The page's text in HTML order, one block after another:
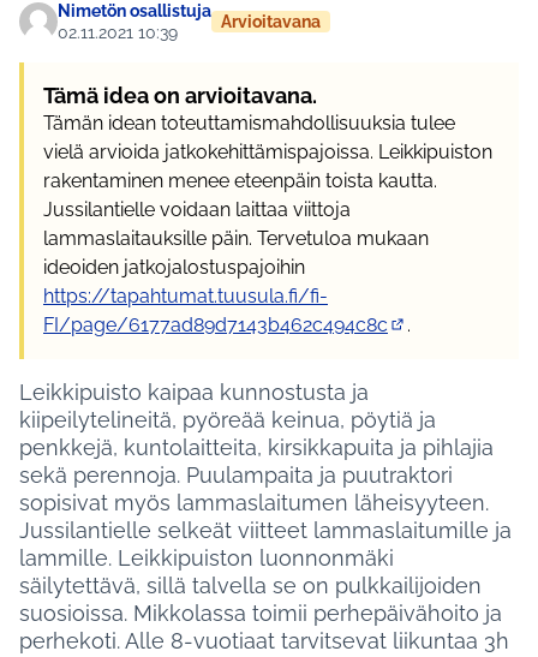
Nimetön osallistuja
02.11.2021 10:39
Arvioitavana
Tämä idea on arvioitavana.
Tämän idean toteuttamismahdollisuuksia tulee
vielä arvioida jatkokehittämispajoissa. Leikkipuiston
rakentaminen menee eteenpäin toista kautta.
Jussilantielle voidaan laittaa viittoja
lammaslaitauksille päin. Tervetuloa mukaan
ideoiden jatkojalostuspajoihin
https://tapahtumat.tuusula.fi/fi-
FI/page/6177ad89d7143b462c494c8c
.
Leikkipuisto kaipaa kunnostusta ja
kiipeilytelineitä, pyöreää keinua, pöytiä ja
penkkejä, kuntolaitteita, kirsikkapuita ja pihlajia
sekä perennoja. Puulampaita ja puutraktori
sopisivat myös lammaslaitumen läheisyyteen.
Jussilantielle selkeät viitteet lammaslaitumille ja
lammille. Leikkipuiston luonnonmäki
säilytettävä, sillä talvella se on pulkkailijoiden
suosioissa. Mikkolassa toimii perhepäivähoito ja
perhekoti. Alle 8-vuotiaat tarvitsevat liikuntaa 3h